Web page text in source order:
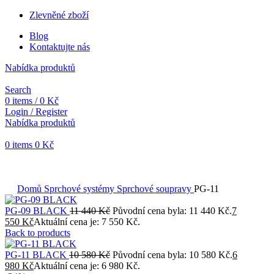
Zlevněné zboží
Blog
Kontaktujte nás
Nabídka produktů
Search
0 items / 0 Kč
Login / Register
Nabídka produktů
0 items 0 Kč
Domů Sprchové systémy Sprchové soupravy PG-11
PG-09 BLACK 11 440Kč Původní cena byla: 11 440 Kč.7
550 KčAktuální cena je: 7 550 Kč.
Back to products
PG-11 BLACK 10 580Kč Původní cena byla: 10 580 Kč.6
980 KčAktuální cena je: 6 980 Kč.